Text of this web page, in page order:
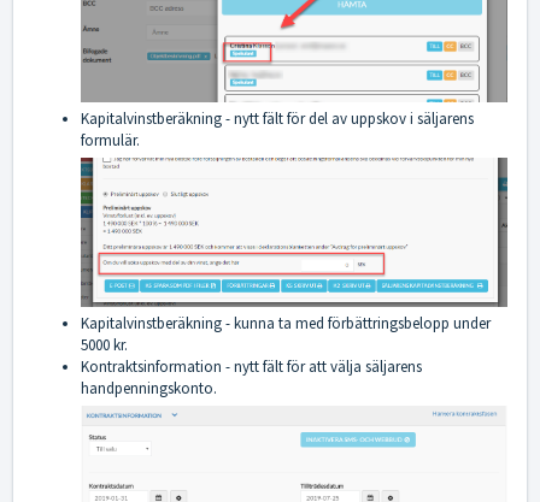
Kapitalvinstberäkning - nytt fält för del av uppskov i säljarens
formulär.
Kapitalvinstberäkning - kunna ta med förbättringsbelopp under
5000 kr.
Kontraktsinformation - nytt fält för att välja säljarens
handpenningskonto.